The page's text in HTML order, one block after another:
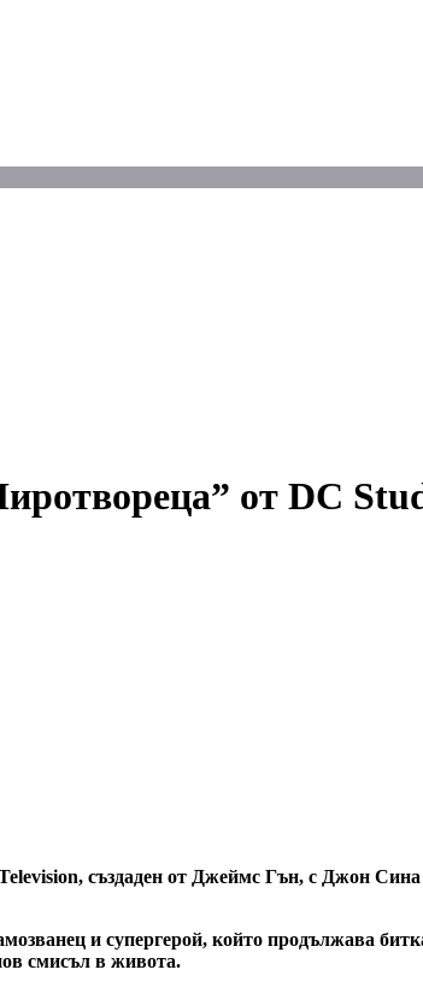
от DC
създаден от Джеймс Гън, с Джон Сина
и супергерой, който продължава
смисъл в живота.